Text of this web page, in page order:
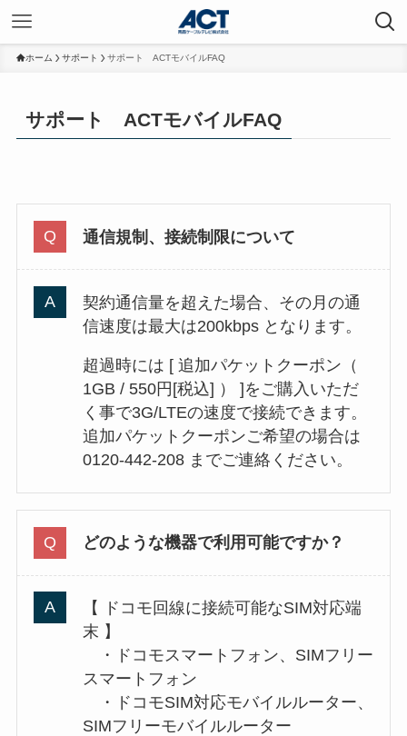
ホーム サポート サポート ACTモバイルFAQ
サポート ACTモバイルFAQ
通信規制、接続制限について
契約通信量を超えた場合、その月の通
信速度は最大は200kbps となります。
超過時には [ 追加パケットクーポン（
1GB / 550円[税込] ） ]をご購入いただ
く事で3G/LTEの速度で接続できます。
追加パケットクーポンご希望の場合は
0120-442-208 までご連絡ください。
どのような機器で利用可能ですか？
【 ドコモ回線に接続可能なSIM対応端
末 】
・ドコモスマートフォン、SIMフリー
スマートフォン
・ドコモSIM対応モバイルルーター、
SIMフリーモバイルルーター